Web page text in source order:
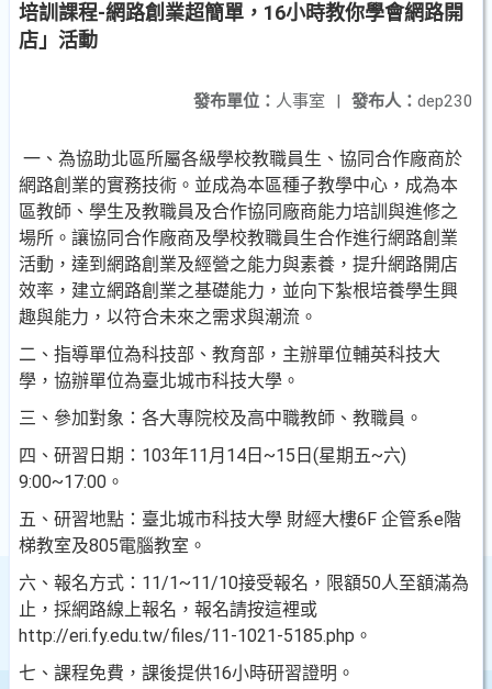
培訓課程-網路創業超簡單，16小時教你學會網路開
店」活動
發布人： dep230
發布單位： 人事室 |
一、為協助北區所屬各級學校教職員生、協同合作廠商於
網路創業的實務技術。並成為本區種子教學中心，成為本
區教師、學生及教職員及合作協同廠商能力培訓與進修之
場所。讓協同合作廠商及學校教職員生合作進行網路創業
活動，達到網路創業及經營之能力與素養，提升網路開店
效率，建立網路創業之基礎能力，並向下紮根培養學生興
趣與能力，以符合未來之需求與潮流。
二、指導單位為科技部、教育部，主辦單位輔英科技大
學，協辦單位為臺北城市科技大學。
三、參加對象：各大專院校及高中職教師、教職員。
四、研習日期：103年11月14日~15日(星期五~六)
9:00~17:00。
五、研習地點：臺北城市科技大學 財經大樓6F 企管系e階
梯教室及805電腦教室。
六、報名方式：11/1~11/10接受報名，限額50人至額滿為
止，採網路線上報名，報名請按這裡或
http://eri.fy.edu.tw/files/11-1021-5185.php。
七、課程免費，課後提供16小時研習證明。